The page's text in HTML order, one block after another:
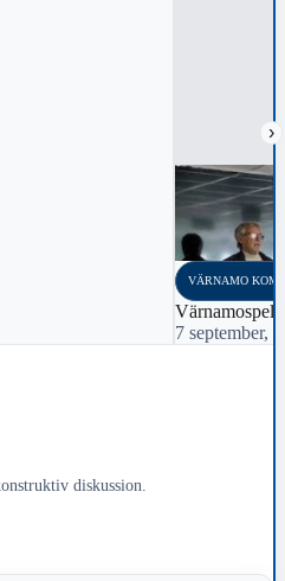
›
VÄRNAMO
7 september,
diskussion.